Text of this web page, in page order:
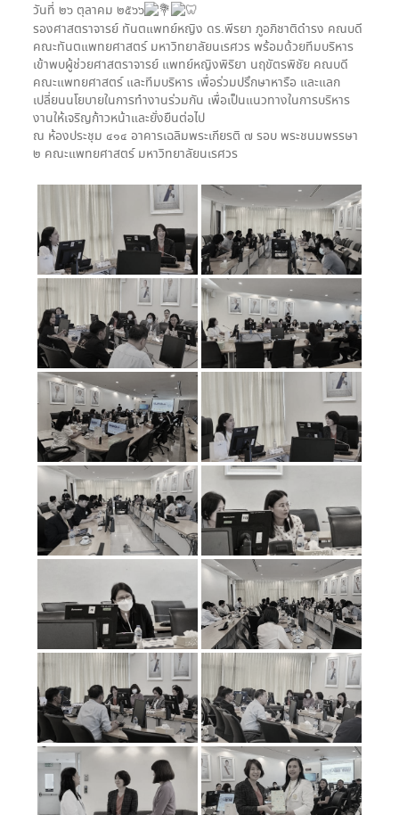
วันที่ ๒๖ ตุลาคม ๒๕๖๖
รองศาสตราจารย์ ทันตแพทย์หญิง ดร.พีรยา ภูอภิชาติดำรง คณบดี
คณะทันตแพทยศาสตร์ มหาวิทยาลัยนเรศวร พร้อมด้วยทีมบริหาร
เข้าพบผู้ช่วยศาสตราจารย์ แพทย์หญิงพิริยา นฤขัตรพิชัย คณบดี
คณะแพทยศาสตร์ และทีมบริหาร เพื่อร่วมปรึกษาหารือ และแลก
เปลี่ยนนโยบายในการทำงานร่วมกัน เพื่อเป็นแนวทางในการบริหาร
งานให้เจริญก้าวหน้าและยั่งยืนต่อไป
ณ ห้องประชุม ๔๑๔ อาคารเฉลิมพระเกียรติ ๗ รอบ พระชนมพรรษา
๒ คณะแพทยศาสตร์ มหาวิทยาลัยนเรศวร